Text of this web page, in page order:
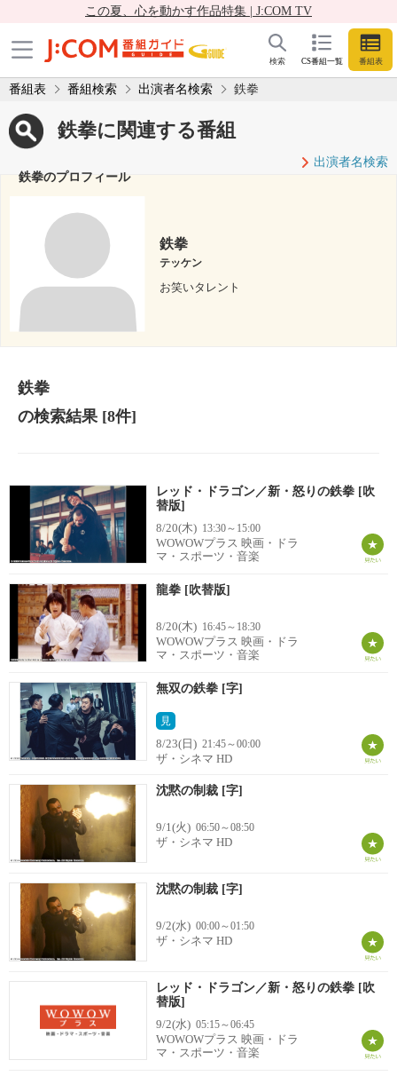
この夏、心を動かす作品特集 | J:COM TV
CS番組一覧 番組表
検索
番組表 番組検索 出演者名検索 鉄拳
鉄拳に関連する番組
出演者名検索
鉄拳のプロフィール
鉄拳
テッケン
お笑いタレント
鉄拳
の検索結果[8件]
レッド・ドラゴン／新・怒りの鉄拳 [吹
替版]
8/20(木) 13:30～15:00
WOWOWプラス 映画・ドラ
マ・スポーツ・音楽
龍拳 [吹替版]
8/20(木) 16:45～18:30
WOWOWプラス 映画・ドラ
マ・スポーツ・音楽
無双の鉄拳 [字]
見
8/23(日) 21:45～00:00
ザ・シネマ HD
沈黙の制裁 [字]
9/1(火) 06:50～08:50
ザ・シネマ HD
沈黙の制裁 [字]
9/2(水) 00:00～01:50
ザ・シネマ HD
レッド・ドラゴン／新・怒りの鉄拳 [吹
替版]
9/2(水) 05:15～06:45
WOWOWプラス 映画・ドラ
マ・スポーツ・音楽